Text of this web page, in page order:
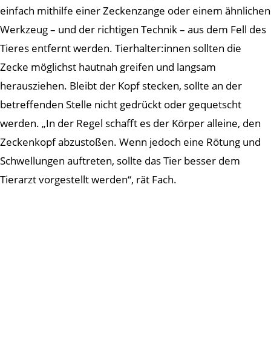
einfach mithilfe einer Zeckenzange oder einem ähnlichen
Werkzeug – und der richtigen Technik – aus dem Fell des
Tieres entfernt werden. Tierhalter:innen sollten die
Zecke möglichst hautnah greifen und langsam
herausziehen. Bleibt der Kopf stecken, sollte an der
betreffenden Stelle nicht gedrückt oder gequetscht
werden. „In der Regel schafft es der Körper alleine, den
Zeckenkopf abzustoßen. Wenn jedoch eine Rötung und
Schwellungen auftreten, sollte das Tier besser dem
Tierarzt vorgestellt werden“, rät Fach.